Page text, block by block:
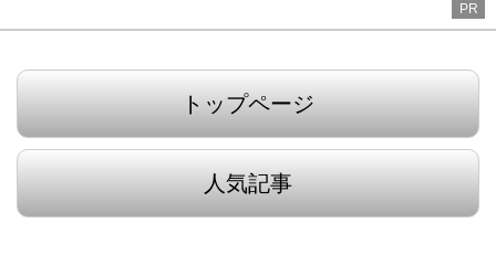
PR
トップページ
人気記事